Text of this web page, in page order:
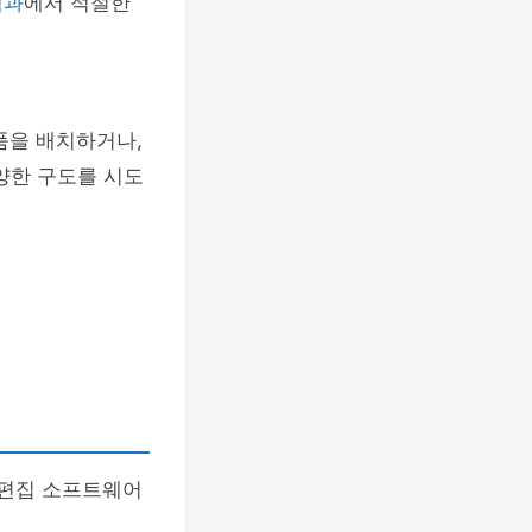
을 배치하거나,
한 구도를 시도
집 소프트웨어